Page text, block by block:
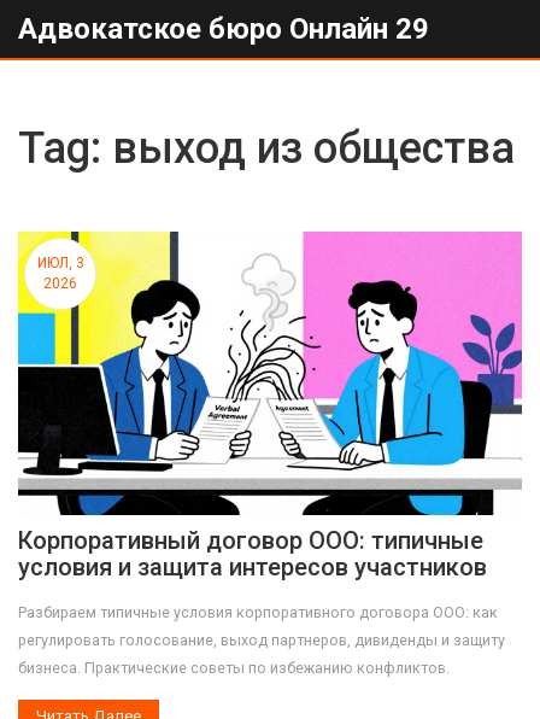
Адвокатское бюро Онлайн 29
Tag: выход из общества
ИЮЛ, 3
2026
Корпоративный договор ООО: типичные
условия и защита интересов участников
Разбираем типичные условия корпоративного договора ООО: как
регулировать голосование, выход партнеров, дивиденды и защиту
бизнеса. Практические советы по избежанию конфликтов.